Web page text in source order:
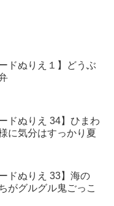
ドぬりえ１】どうぶ
ドぬりえ 34】ひまわ
に気分はすっかり夏
ドぬりえ 33】海の
がグルグル鬼ごっこ